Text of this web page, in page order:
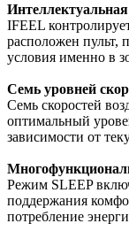
IFEEL
расположен пульт,
условия именно в
Семь уровней
Семь скоростей
оптимальный
зависимости от
Режим SLEEP
поддержания
потребление